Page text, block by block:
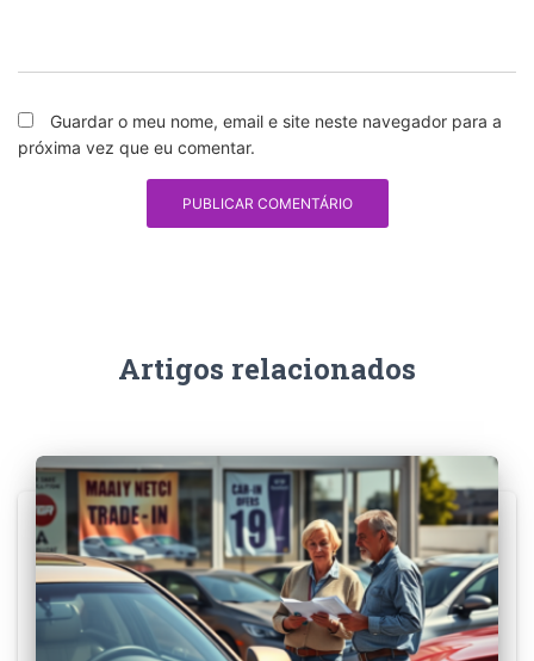
Guardar o meu nome, email e site neste navegador para a
próxima vez que eu comentar.
Artigos relacionados